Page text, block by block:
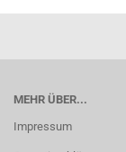
MEHR ÜBER...
Impressum